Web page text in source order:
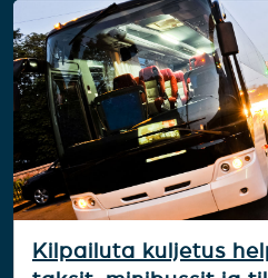
Kilpailuta kuljetus